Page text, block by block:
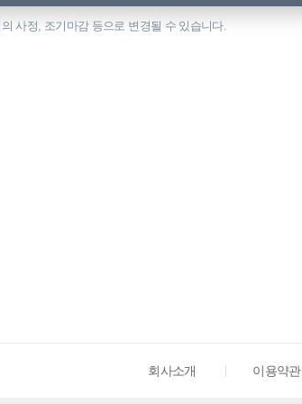
사정, 조기마감 등으로 변경될 수 있습니다.
회사소개 이용약관